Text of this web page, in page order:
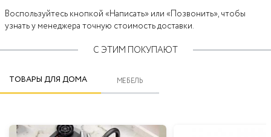
Воспользуйтесь кнопкой «Написать» или «Позвонить», чтобы
узнать у менеджера точную стоимость доставки.
С ЭТИМ ПОКУПАЮТ
ТОВАРЫ ДЛЯ ДОМА МЕБЕЛЬ